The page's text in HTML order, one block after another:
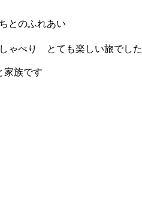
とのふれあい
ゃべり とても楽しい旅でした
家族です